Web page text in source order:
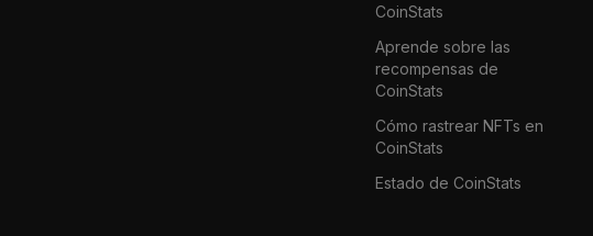
CoinStats
Aprende sobre las
recompensas de
CoinStats
Cómo rastrear NFTs en
CoinStats
Estado de CoinStats